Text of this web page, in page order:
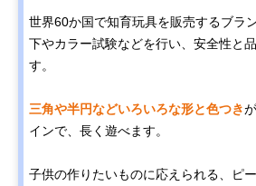
世界60か国で知育玩具を販売するブラ
下やカラー試験などを行い、安全性と
す。
三角や半円などいろいろな形と色つき
インで、長く遊べます。
子供の作りたいものに応えられる、ピ